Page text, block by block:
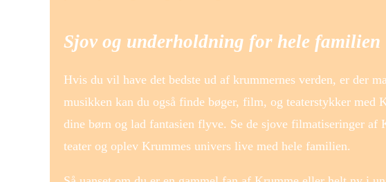
Sjov og underholdning for hele familien
Hvis du vil have det bedste ud af krummernes verden, er der
musikken kan du også finde bøger, film, og teaterstykker med
dine børn og lad fantasien flyve. Se de sjove filmatiseringer af
teater og oplev Krummes univers live med hele familien.